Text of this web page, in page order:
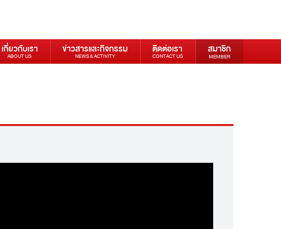
เกี่ยวกับเรา
ABOUT US
ข่าวสารและกิจกรรม
NEWS & ACTIVITY
ติดต่อเรา
CONTACT US
สมาชิก
MEMBER